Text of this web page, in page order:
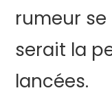
rumeur se
serait la
lancées.